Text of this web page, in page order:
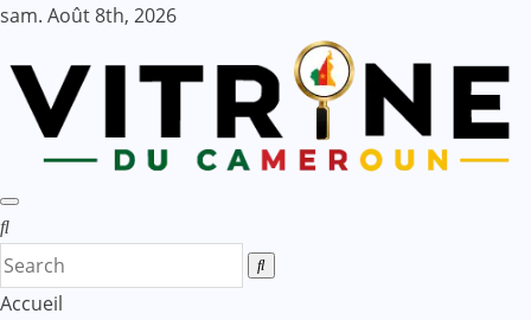
Skip
content
sam. Août 8th, 2026
Accueil